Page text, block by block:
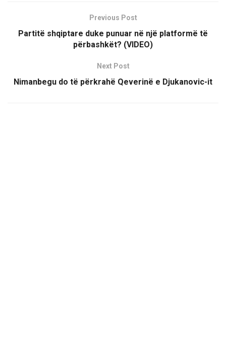
Previous Post
Partitë shqiptare duke punuar në një platformë të
përbashkët? (VIDEO)
Next Post
Nimanbegu do të përkrahë Qeverinë e Djukanovic-it